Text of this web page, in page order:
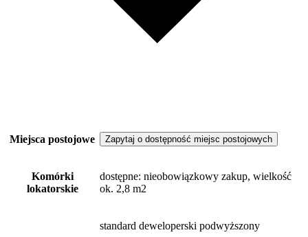
Miejsca postojowe Zapytaj o dostępność miejsc postojowych
Komórki
lokatorskie
dostępne: nieobowiązkowy zakup, wielkość
ok. 2,8 m2
standard deweloperski podwyższony